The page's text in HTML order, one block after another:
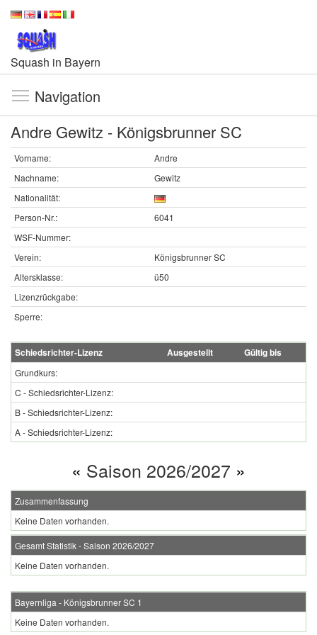
Squash in Bayern
Navigation
Andre Gewitz - Königsbrunner SC
Vorname:
Andre
Nachname:
Gewitz
Nationalität:
Person-Nr.:
6041
WSF-Nummer:
Verein:
Königsbrunner SC
Altersklasse:
ü50
Lizenzrückgabe:
Sperre:
Schiedsrichter-Lizenz Ausgestellt Gültig bis
Grundkurs:
C - Schiedsrichter-Lizenz:
B - Schiedsrichter-Lizenz:
A - Schiedsrichter-Lizenz:
« Saison 2026/2027 »
Zusammenfassung
Keine Daten vorhanden.
Gesamt Statistik - Saison 2026/2027
Keine Daten vorhanden.
Bayernliga - Königsbrunner SC 1
Keine Daten vorhanden.